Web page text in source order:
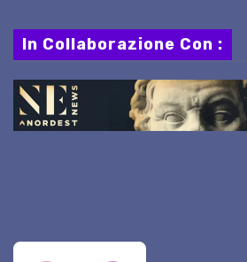
In Collaborazione Con :